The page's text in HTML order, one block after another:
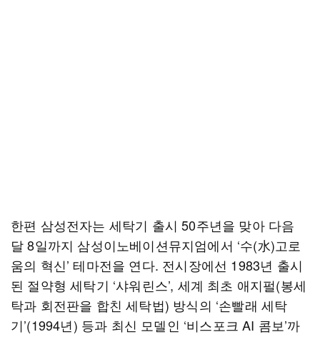
한편 삼성전자는 세탁기 출시 50주년을 맞아 다음
달 8일까지 삼성이노베이션뮤지엄에서 ‘수(水)고로
움의 혁신’ 테마전을 연다. 전시장에선 1983년 출시
된 절약형 세탁기 ‘샤워린스’, 세계 최초 애지펄(봉세
탁과 회전판을 합친 세탁법) 방식의 ‘손빨래 세탁
기’(1994년) 등과 최신 모델인 ‘비스포크 AI 콤보’까